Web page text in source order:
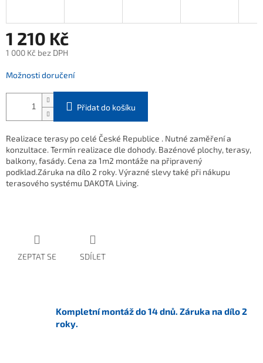
1 210 Kč
1 000 Kč bez DPH
cena:
Možnosti doručení
Přidat do košíku
Realizace terasy po celé České Republice . Nutné zaměření a
konzultace. Termín realizace dle dohody. Bazénové plochy, terasy,
balkony, fasády. Cena za 1m2 montáže na připravený
podklad.Záruka na dílo 2 roky. Výrazné slevy také při nákupu
terasového systému DAKOTA Living.
ZEPTAT SE SDÍLET
Kompletní montáž do 14 dnů. Záruka na dílo 2
roky.